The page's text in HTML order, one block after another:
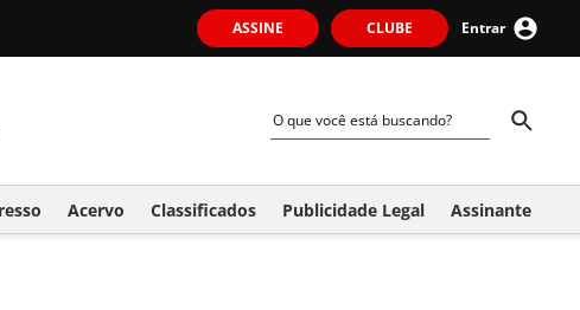
ASSINE CLUBE Entrar
Acervo Classificados Publicidade Legal Assinante